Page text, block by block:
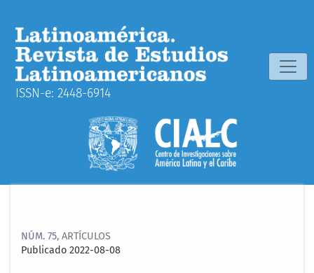
ISSN-e: 2448-6914
NÚM. 75, ARTÍCULOS
Publicado 2022-08-08